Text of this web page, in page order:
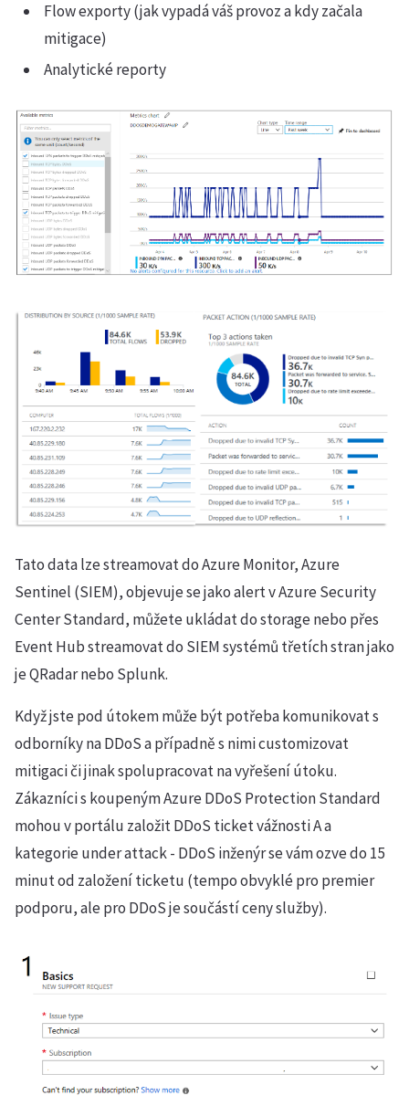
Flow exporty (jak vypadá váš provoz a kdy začala
mitigace)
Analytické reporty
Tato data lze streamovat do Azure Monitor, Azure
Sentinel (SIEM), objevuje se jako alert v Azure Security
Center Standard, můžete ukládat do storage nebo přes
Event Hub streamovat do SIEM systémů třetích stran jako
je QRadar nebo Splunk.
Když jste pod útokem může být potřeba komunikovat s
odborníky na DDoS a případně s nimi customizovat
mitigaci či jinak spolupracovat na vyřešení útoku.
Zákazníci s koupeným Azure DDoS Protection Standard
mohou v portálu založit DDoS ticket vážnosti A a
kategorie under attack - DDoS inženýr se vám ozve do 15
minut od založení ticketu (tempo obvyklé pro premier
podporu, ale pro DDoS je součástí ceny služby).